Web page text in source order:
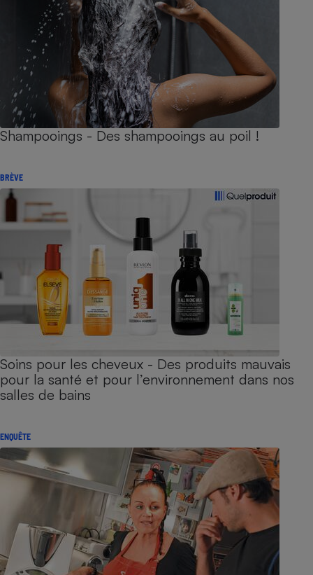
Shampooings - Des shampooings au poil !
BRÈVE
Soins pour les cheveux - Des produits mauvais
pour la santé et pour l’environnement dans nos
salles de bains
ENQUÊTE